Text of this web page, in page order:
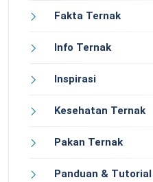
Fakta Ternak
Info Ternak
Inspirasi
Kesehatan Ternak
Pakan Ternak
Panduan & Tutorial